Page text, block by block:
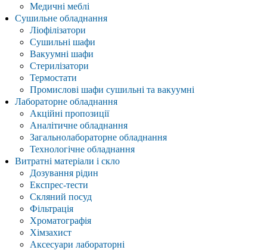
Медичні меблі
Сушильне обладнання
Ліофілізатори
Сушильні шафи
Вакуумні шафи
Стерилізатори
Термостати
Промислові шафи сушильні та вакуумні
Лабораторне обладнання
Акційні пропозиції
Аналітичне обладнання
Загальнолабораторне обладнання
Технологічне обладнання
Витратні матеріали і скло
Дозування рідин
Експрес-тести
Скляний посуд
Фільтрація
Хроматографія
Хімзахист
Аксесуари лабораторні